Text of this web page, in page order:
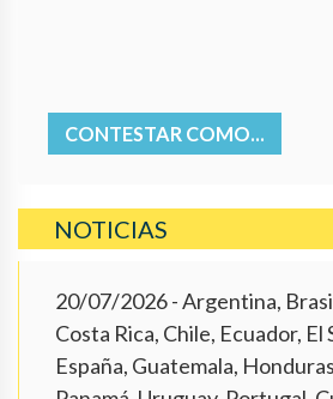
CONTESTAR COMO...
NOTICIAS
20/07/2026- Argentina,
Costa Rica, Chile, Ecuador, El
España, Guatemala,